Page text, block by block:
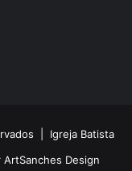
| Igreja Batista
ArtSanches Design